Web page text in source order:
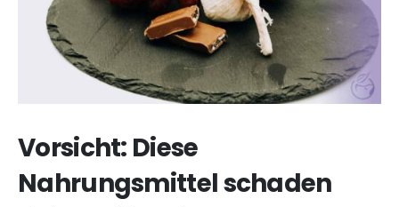
Vorsicht: Diese
Nahrungsmittel schaden